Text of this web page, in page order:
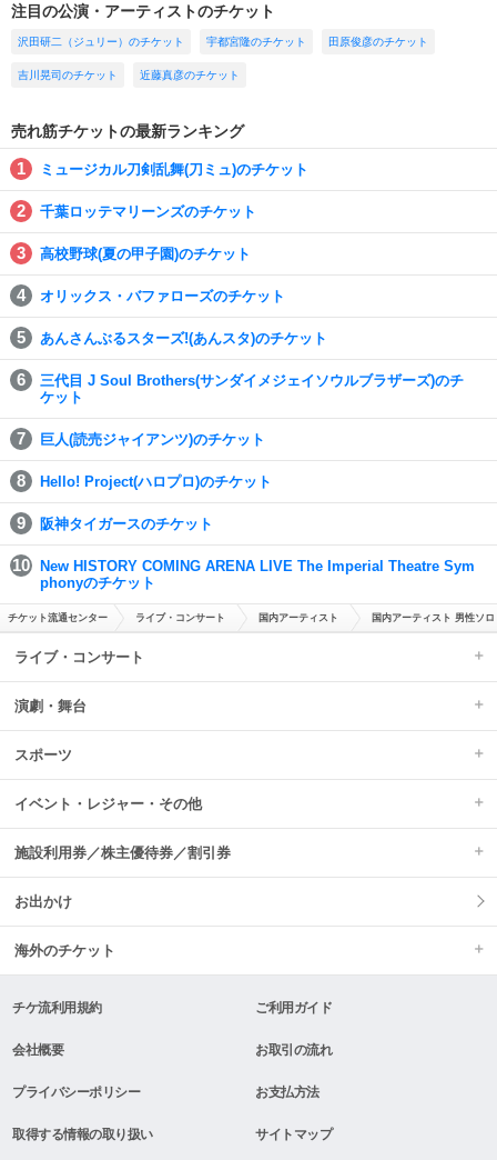
注目の公演・アーティストのチケット
沢田研二（ジュリー）のチケット 宇都宮隆のチケット 田原俊彦のチケット
吉川晃司のチケット 近藤真彦のチケット
売れ筋チケットの最新ランキング
ミュージカル刀剣乱舞(刀ミュ)のチケット
千葉ロッテマリーンズのチケット
高校野球(夏の甲子園)のチケット
オリックス・バファローズのチケット
あんさんぶるスターズ!(あんスタ)のチケット
三代目 J Soul Brothers(サンダイメジェイソウルブラザーズ)のチ
ケット
巨人(読売ジャイアンツ)のチケット
Hello! Project(ハロプロ)のチケット
阪神タイガースのチケット
New HISTORY COMING ARENA LIVE The Imperial Theatre Sym
phonyのチケット
チケット流通センター ライブ・コンサート 国内アーティスト 国内アーティスト 男性ソロ
ライブ・コンサート
演劇・舞台
スポーツ
イベント・レジャー・その他
施設利用券／株主優待券／割引券
お出かけ
海外のチケット
チケ流利用規約 ご利用ガイド
会社概要 お取引の流れ
プライバシーポリシー お支払方法
取得する情報の取り扱い サイトマップ